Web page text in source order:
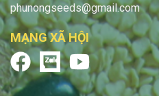
phunongseeds@gmail.com
MẠNG XÃ HỘI